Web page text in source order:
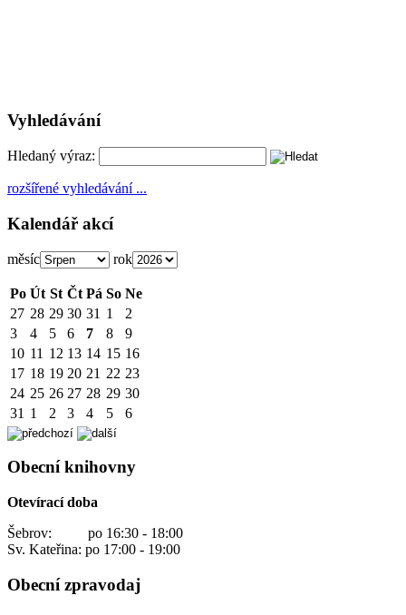
Vyhledávání
Hledaný výraz:
rozšířené vyhledávání ...
Kalendář akcí
měsíc rok
Po Út St Čt Pá So Ne
27 28 29 30 31 1
2
3
4 5 6 7 8
9
10 11 12 13 14 15 16
17 18 19 20 21 22 23
24 25 26 27 28 29 30
31 1 2 3 4 5 6
Obecní knihovny
Otevírací doba
Šebrov: po 16:30 - 18:00
Sv. Kateřina: po 17:00 - 19:00
Obecní zpravodaj